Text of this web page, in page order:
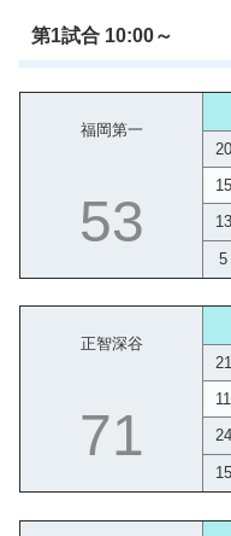
第1試合 10:00～
福岡第一
20
53
15
13
5
正智深谷
21
71
11
24
15